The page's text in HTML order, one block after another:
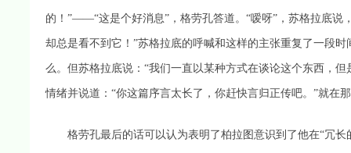
的！”——“这是个好消息”，格劳孔答道。“嗳呀”，苏格拉底说
却总是看不到它！”苏格拉底的呼喊和这样的主张重复了一段
么。但苏格拉底说：“我们一直以某种方式在谈论这个东西，
情绪并说道：“你这篇序言太长了，你赶快言归正传吧。”就在
格劳孔最后的话可以认为表明了柏拉图意识到了他在“冗